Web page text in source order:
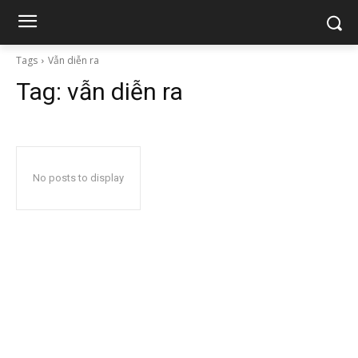
Tags Vẫn diễn ra
Tag: vẫn diễn ra
No posts to display